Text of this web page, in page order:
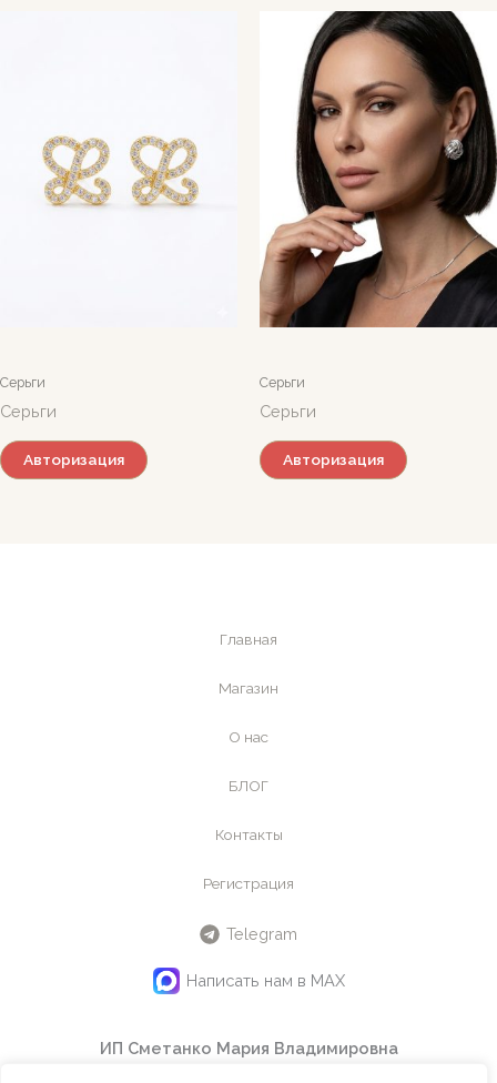
Серьги
Серьги
Авторизация
Серьги
Серьги
Авторизация
Главная
Магазин
О нас
БЛОГ
Контакты
Регистрация
Telegram
Написать нам в MAX
ИП Сметанко Мария Владимировна